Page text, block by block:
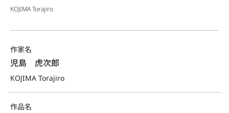
KOJIMA Torajiro
作家名
児島　虎次郎
KOJIMA Torajiro
作品名